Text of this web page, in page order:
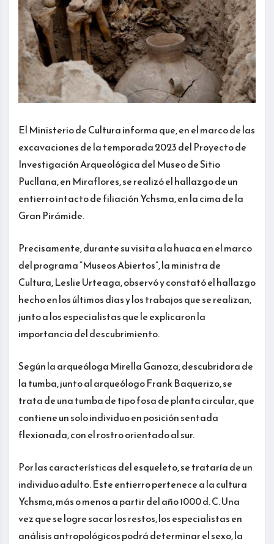
El Ministerio de Cultura informa que, en el marco de las
excavaciones de la temporada 2023 del Proyecto de
Investigación Arqueológica del Museo de Sitio
Pucllana, en Miraflores, se realizó el hallazgo de un
entierro intacto de filiación Ychsma, en la cima de la
Gran Pirámide.
Precisamente, durante su visita a la huaca en el marco
del programa “Museos Abiertos”, la ministra de
Cultura, Leslie Urteaga, observó y constató el hallazgo
hecho en los últimos días y los trabajos que se realizan,
junto a los especialistas que le explicaron la
importancia del descubrimiento.
Según la arqueóloga Mirella Ganoza, descubridora de
la tumba, junto al arqueólogo Frank Baquerizo, se
trata de una tumba de tipo fosa de planta circular, que
contiene un solo individuo en posición sentada
flexionada, con el rostro orientado al sur.
Por las características del esqueleto, se trataría de un
individuo adulto. Este entierro pertenece a la cultura
Ychsma, más o menos a partir del año 1000 d. C. Una
vez que se logre sacar los restos, los especialistas en
análisis antropológicos podrá determinar el sexo, la